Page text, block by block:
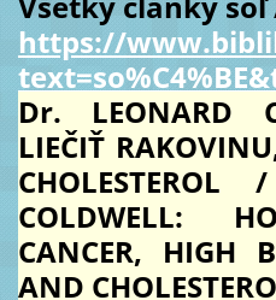
https://
Dr. LEONARD
LIEČIŤ
COLDWELL:
CANCER, HIGH
AND